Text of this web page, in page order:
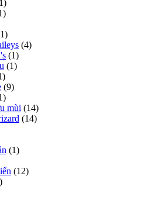
(4)
(1)
(1)
(9)
mùi (14)
(14)
(1)
(12)